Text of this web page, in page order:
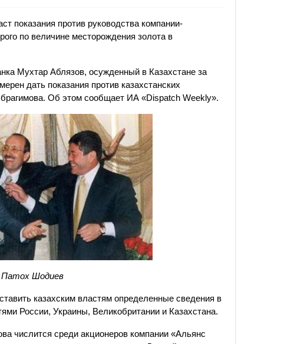
показания против руководства компании-
по величине месторождения золота в
Мухтар Аблязов, осужденный в Казахстане за
дать показания против казахстанских
Об этом сообщает ИА «Dispatch Weekly».
Патох Шодиев
казахским властям определенные сведения в
России, Украины, Великобритании и Казахстана.
числится среди акционеров компании «Альянс